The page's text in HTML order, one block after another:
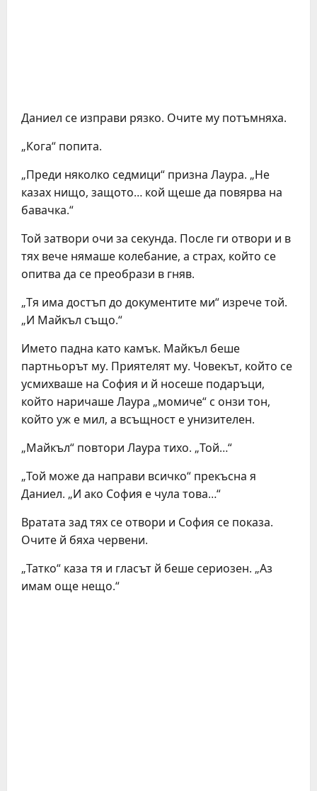
Даниел се изправи рязко. Очите му потъмняха.
„Кога“ попита.
„Преди няколко седмици“ призна Лаура. „Не
казах нищо, защото… кой щеше да повярва на
бавачка.“
Той затвори очи за секунда. После ги отвори и в
тях вече нямаше колебание, а страх, който се
опитва да се преобрази в гняв.
„Тя има достъп до документите ми“ изрече той.
„И Майкъл също.“
Името падна като камък. Майкъл беше
партньорът му. Приятелят му. Човекът, който се
усмихваше на София и й носеше подаръци,
който наричаше Лаура „момиче“ с онзи тон,
който уж е мил, а всъщност е унизителен.
„Майкъл“ повтори Лаура тихо. „Той…“
„Той може да направи всичко“ прекъсна я
Даниел. „И ако София е чула това…“
Вратата зад тях се отвори и София се показа.
Очите й бяха червени.
„Татко“ каза тя и гласът й беше сериозен. „Аз
имам още нещо.“